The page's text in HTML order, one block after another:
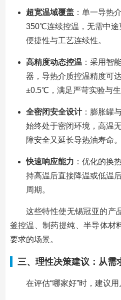
超宽温域覆盖：单一导热
350℃连续控温，无需中途
便捷性与工艺连续性。
高精度动态控温 ：采用智
器，导热介质控温精度可
±0.5℃，满足严苛实验与生
全密闭安全设计：膨胀罐
始终处于密闭环境，高温
障安全又延长导热油寿命。
快速响应能力 ：优化的换
持高温后直接降温或低温
周期。
这些特性使无锡冠亚的产
釜控温、制药提纯、半导体材
要求的场景。
三、理性决策建议：从需
在评估“哪家好”时，建议